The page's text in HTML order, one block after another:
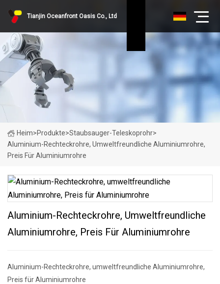
Tianjin Oceanfront Oasis Co., Ltd
Heim>Produkte>Staubsauger-Teleskoprohr>
Aluminium-Rechteckrohre, Umweltfreundliche Aluminiumrohre,
Preis Für Aluminiumrohre
Aluminium-Rechteckrohre, Umweltfreundliche
Aluminiumrohre, Preis Für Aluminiumrohre
Aluminium-Rechteckrohre, umweltfreundliche Aluminiumrohre,
Preis für Aluminiumrohre